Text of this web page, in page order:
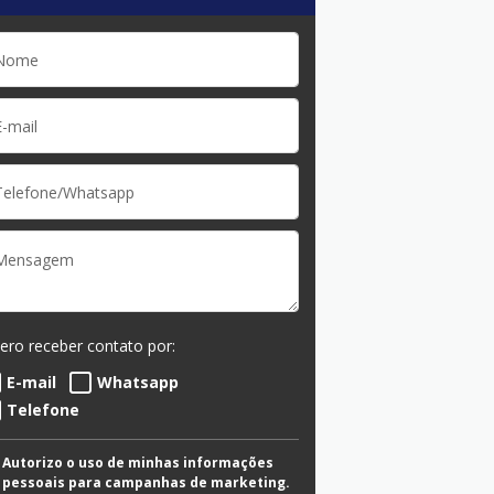
receber contato por:
E-mail
Whatsapp
Telefone
Autorizo o uso de minhas informações
pessoais para campanhas de marketing.